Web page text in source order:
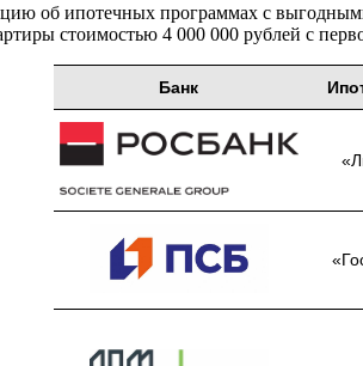
об ипотечных программах с
стоимостью 4 000 000 рублей с
Банк